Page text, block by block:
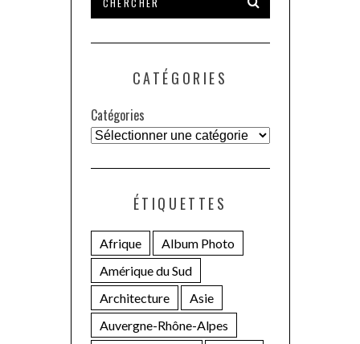
CATÉGORIES
Catégories
ÉTIQUETTES
Afrique
Album Photo
Amérique du Sud
Architecture
Asie
Auvergne-Rhône-Alpes